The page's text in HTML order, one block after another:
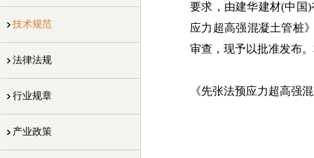
技术规范
法律法规
行业规章
产业政策
要求，由建华建材(中国
应力超高强混凝土管桩
审查，现予以批准发布
《先张法预应力超高强